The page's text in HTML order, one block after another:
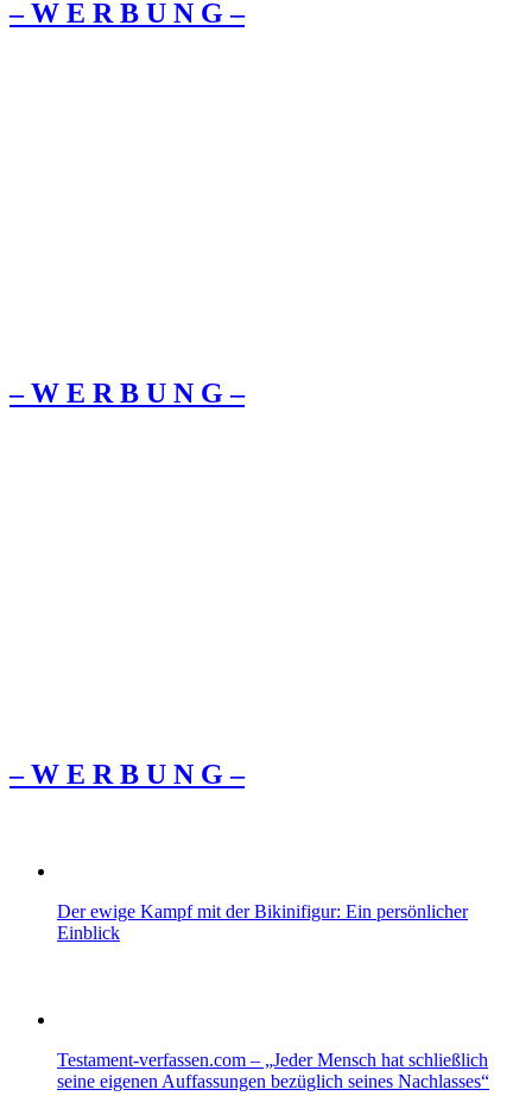
– W Ε R Β U Ν G –
– W Ε R Β U Ν G –
– W Ε R Β U Ν G –
Der ewige Kampf mit der Bikinifigur: Ein persönlicher
Einblick
Testament-verfassen.com – „Jeder Mensch hat schließlich
seine eigenen Auffassungen bezüglich seines Nachlasses“